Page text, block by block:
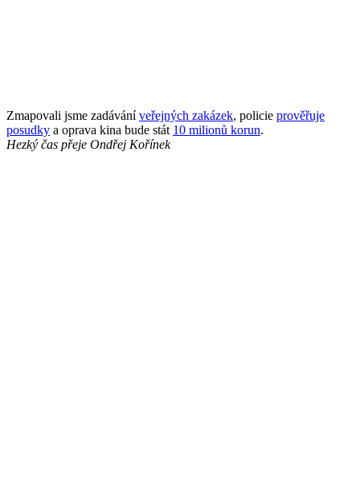
Zmapovali jsme zadáváníveřejných zakázek, policie prověřuje
posudky a oprava kina bude stát 10 milionů korun.
Hezký čas přeje Ondřej Kořínek